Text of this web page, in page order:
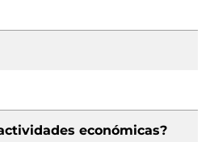
económicas?